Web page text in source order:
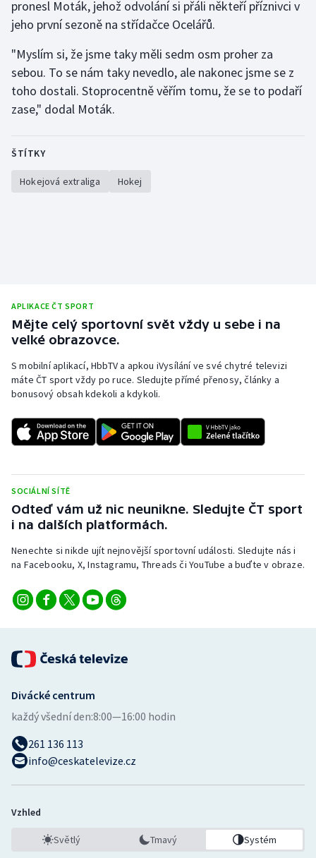
pronesl Moták, jehož odvolání si přáli někteří příznivci v
jeho první sezoně na střídačce Ocelářů.
"Myslím si, že jsme taky měli sedm osm proher za
sebou. To se nám taky nevedlo, ale nakonec jsme se z
toho dostali. Stoprocentně věřím tomu, že se to podaří
zase," dodal Moták.
ŠTÍTKY
Hokejová extraliga Hokej
APLIKACE ČT SPORT
Mějte celý sportovní svět vždy u sebe i na
velké obrazovce.
S mobilní aplikací, HbbTV a apkou iVysílání ve své chytré televizi
máte ČT sport vždy po ruce. Sledujte přímé přenosy, články a
bonusový obsah kdekoli a kdykoli.
SOCIÁLNÍ SÍTĚ
Odteď vám už nic neunikne. Sledujte ČT sport
i na dalších platformách.
Nenechte si nikde ujít nejnovější sportovní události. Sledujte nás i
na Facebooku, X, Instagramu, Threads či YouTube a buďte v obraze.
Divácké centrum
každý všední den:8:00—16:00 hodin
261 136 113
info@ceskatelevize.cz
Vzhled
Světlý Tmavý Systém